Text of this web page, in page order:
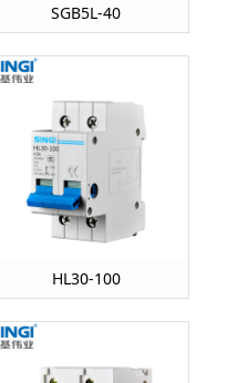
SGB5L-40
HL30-100